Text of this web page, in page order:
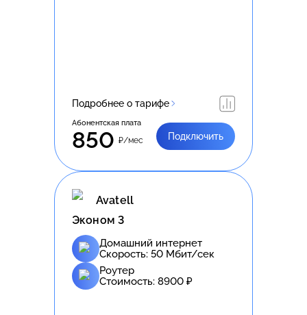
Подробнее о тарифе
Абонентская плата
850 ₽/мес Подключить
Avatell
Эконом 3
Домашний интернет
Скорость: 50 Мбит/сек
Роутер
Стоимость: 8900 ₽